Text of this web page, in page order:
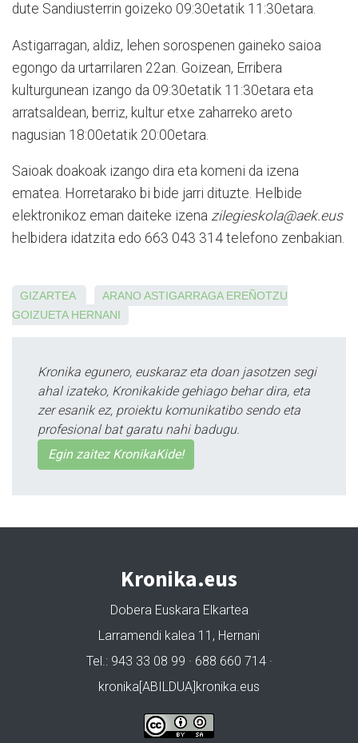
dute Sandiusterrin goizeko 09:30etatik 11:30etara.
Astigarragan, aldiz, lehen sorospenen gaineko saioa
egongo da urtarrilaren 22an. Goizean, Erribera
kulturgunean izango da 09:30etatik 11:30etara eta
arratsaldean, berriz, kultur etxe zaharreko areto
nagusian 18:00etatik 20:00etara.
Saioak doakoak izango dira eta komeni da izena
ematea. Horretarako bi bide jarri dituzte. Helbide
elektronikoz eman daiteke izena zilegieskola@aek.eus
helbidera idatzita edo 663 043 314 telefono zenbakian.
GIZARTEA ARANO ASTIGARRAGA EREÑOTZU
GOIZUETA HERNANI
Kronika egunero, euskaraz eta doan jasotzen segi
ahal izateko, Kronikakide gehiago behar dira, eta
zer esanik ez, proiektu komunikatibo sendo eta
profesional bat garatu nahi badugu.
Egin zaitez KronikaKide!
Kronika.eus
Dobera Euskara Elkartea
Larramendi kalea 11, Hernani
Tel.: 943 33 08 99 · 688 660 714 ·
kronika[ABILDUA]kronika.eus